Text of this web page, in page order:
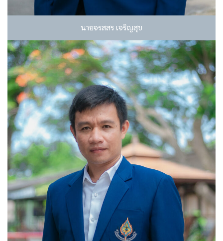
นายจรสสร เจริญสุข